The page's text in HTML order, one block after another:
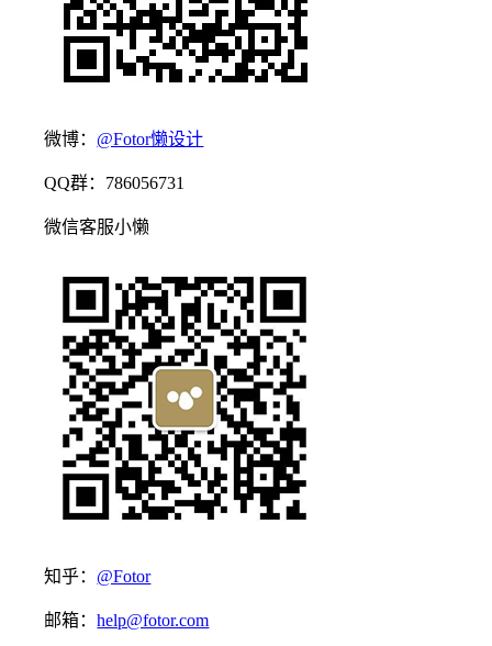
微博： @Fotor懒设计
QQ群：786056731
微信客服小懒
知乎： @Fotor
邮箱：help@fotor.com